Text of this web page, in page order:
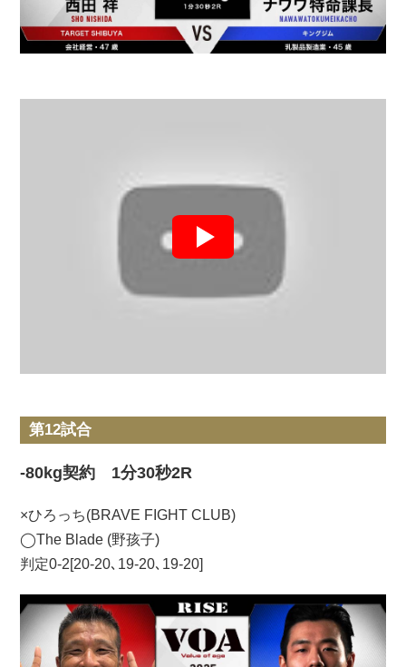
第12試合
-80kg契約 1分30秒2R
×ひろっち(BRAVE FIGHT CLUB)
◯The Blade (野孩子)
判定0-2[20-20､19-20､19-20]